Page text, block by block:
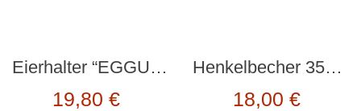
Eierhalter “EGGUINS” von Peleg Design
19,80 €
Henkelbecher 350ml “LECKER” von fiftyeight
18,00 €